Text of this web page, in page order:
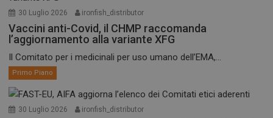
30 Luglio 2026 ironfish_distributor
Vaccini anti-Covid, il CHMP raccomanda
l’aggiornamento alla variante XFG
Il Comitato per i medicinali per uso umano dell’EMA,...
Primo Piano
30 Luglio 2026 ironfish_distributor